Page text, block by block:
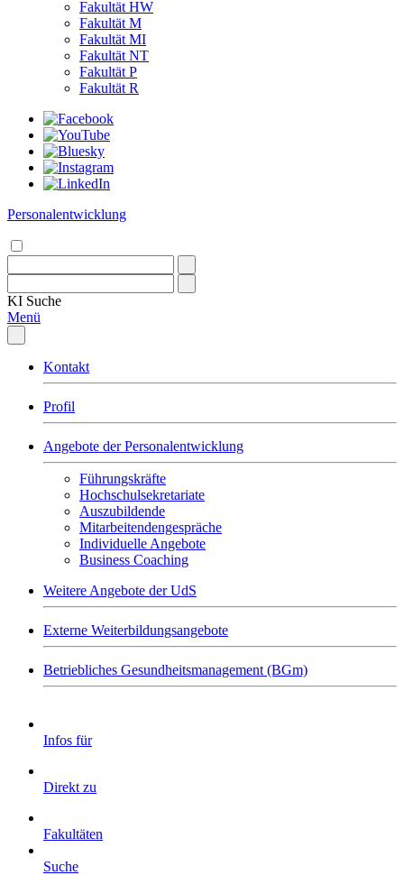
Fakultät HW
Fakultät M
Fakultät MI
Fakultät NT
Fakultät P
Fakultät R
Personalentwicklung
KI Suche
Menü
Kontakt
Profil
Angebote der Personalentwicklung
Führungskräfte
Hochschulsekretariate
Auszubildende
Mitarbeitendengespräche
Individuelle Angebote
Business Coaching
Weitere Angebote der UdS
Externe Weiterbildungsangebote
Betriebliches Gesundheitsmanagement (BGm)
Infos für
Direkt zu
Fakultäten
Suche